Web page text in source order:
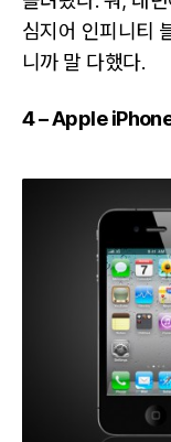
심지어 인피니티
니까 말 다했다.
4 – Apple